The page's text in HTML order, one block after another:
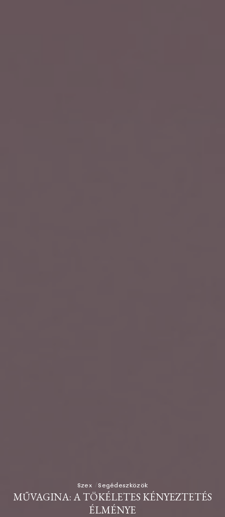
Szex Segédeszközök
MŰVAGINA: A TÖKÉLETES KÉNYEZTETÉS
ÉLMÉNYE